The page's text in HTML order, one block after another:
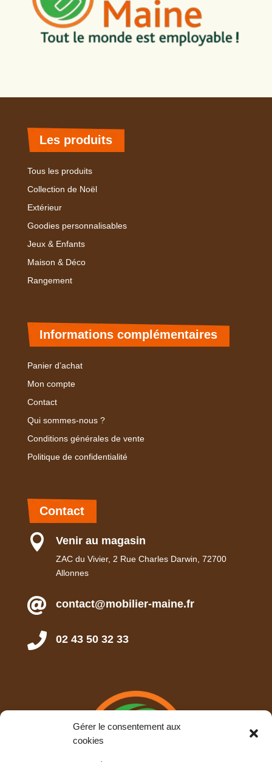
Gérer le consentement aux
cookies
Les produits
Tous les produits
Collection de Noël
Extérieur
Goodies personnalisables
Jeux & Enfants
Maison & Déco
Rangement
Informations complémentaires
Panier d’achat
Mon compte
Contact
Qui sommes-nous ?
Conditions générales de vente
Politique de confidentialité
Contact
 Venir au magasin
ZAC du Vivier, 2 Rue Charles Darwin, 72700
Allonnes
 contact@mobilier-maine.fr
 02 43 50 32 33